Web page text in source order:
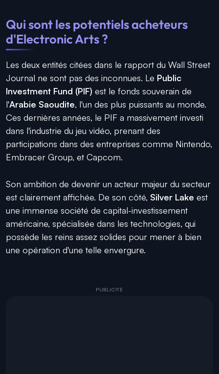
Qui sont les potentiels acheteurs
d'Electronic Arts ?
Les deux entités citées dans le rapport du Wall Street
Journal ne sont pas des inconnues. Le Public
Investment Fund (PIF) est le fonds souverain de
l'Arabie Saoudite, l'un des plus puissants au monde.
Ces dernières années, le PIF a massivement investi
dans l'industrie du jeu vidéo, prenant des
participations dans des entreprises comme Nintendo,
Embracer Group, et Capcom.
Son ambition de devenir un acteur majeur du secteur
est clairement affichée. De son côté, Silver Lake est
une immense société de capital-investissement
américaine, spécialisée dans les technologies, qui
possède les reins assez solides pour mener à bien
une opération d'une telle envergure.